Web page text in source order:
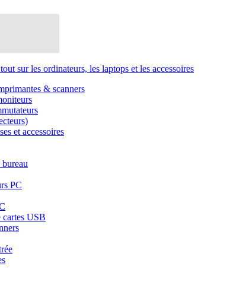
sur les ordinateurs, les laptops et les accessoires
& scanners
et accessoires
PC
USB